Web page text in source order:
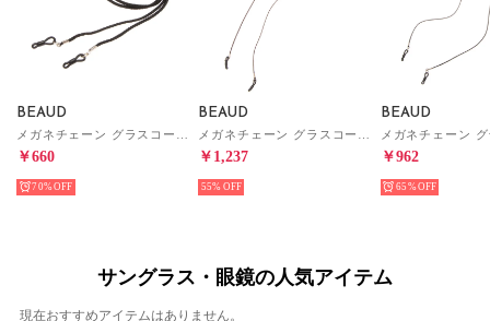
BEAUD
￥660
70%
BEAUD
￥1,237
55%
BEAUD
￥962
65%
サングラス・眼鏡の人気アイテム
現在おすすめアイテムはありません。